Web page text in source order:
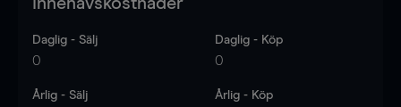
Daglig - Sälj
0
Daglig - Köp
0
Årlig - Sälj Årlig - Köp